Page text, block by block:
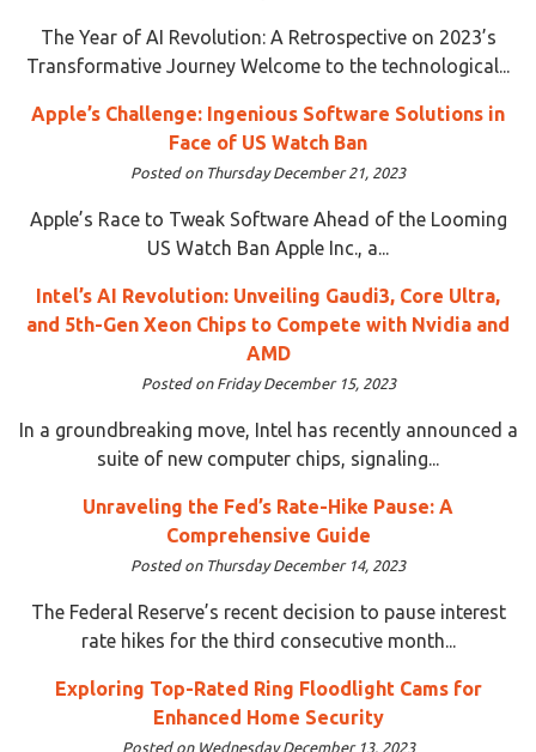
The Year of AI Revolution: A Retrospective on 2023’s
Transformative Journey Welcome to the technological...
Apple’s Challenge: Ingenious Software Solutions in
Face of US Watch Ban
Posted on Thursday December 21, 2023
Apple’s Race to Tweak Software Ahead of the Looming
US Watch Ban Apple Inc., a...
Intel’s AI Revolution: Unveiling Gaudi3, Core Ultra,
and 5th-Gen Xeon Chips to Compete with Nvidia and
AMD
Posted on Friday December 15, 2023
In a groundbreaking move, Intel has recently announced a
suite of new computer chips, signaling...
Unraveling the Fed’s Rate-Hike Pause: A
Comprehensive Guide
Posted on Thursday December 14, 2023
The Federal Reserve’s recent decision to pause interest
rate hikes for the third consecutive month...
Exploring Top-Rated Ring Floodlight Cams for
Enhanced Home Security
Posted on Wednesday December 13, 2023